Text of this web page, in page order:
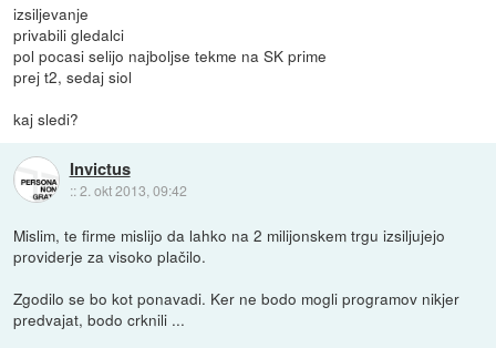
izsiljevanje
privabili gledalci
pol pocasi selijo najboljse tekme na SK prime
prej t2, sedaj siol
kaj sledi?
Invictus
::2. okt 2013, 09:42
Mislim, te firme mislijo da lahko na 2 milijonskem trgu izsiljujejo
providerje za visoko plačilo.
Zgodilo se bo kot ponavadi. Ker ne bodo mogli programov nikjer
predvajat, bodo crknili ...